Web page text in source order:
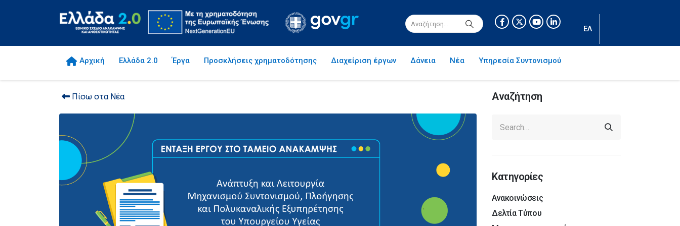
ΕΛ
Αρχική Ελλάδα 2.0 Έργα Προσκλήσεις χρηματοδότησης Διαχείριση έργων Δάνεια Νέα Υπηρεσία Συντονισμού
Πίσω στα Νέα Αναζήτηση
Κατηγορίες
Ανακοινώσεις
Δελτία Τύπου